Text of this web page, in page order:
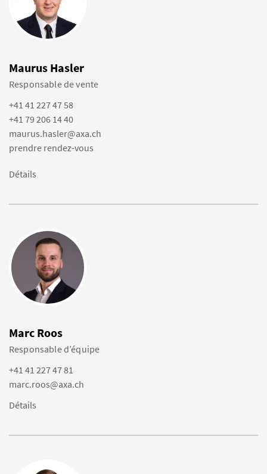
Maurus Hasler
Responsable de vente
+41 41 227 47 58
+41 79 206 14 40
maurus.hasler@axa.ch
prendre rendez-vous
Détails
Marc Roos
Responsable d’équipe
+41 41 227 47 81
marc.roos@axa.ch
Détails